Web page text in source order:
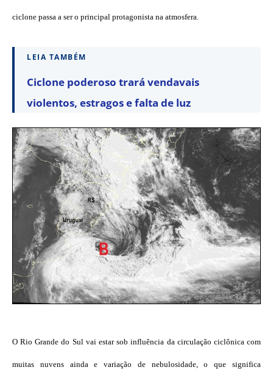
ciclone passa a ser o principal protagonista na atmosfera.
LEIA TAMBÉM
Ciclone poderoso trará vendavais
violentos, estragos e falta de luz
O Rio Grande do Sul vai estar sob influência da circulação ciclônica com
muitas nuvens ainda e variação de nebulosidade, o que significa